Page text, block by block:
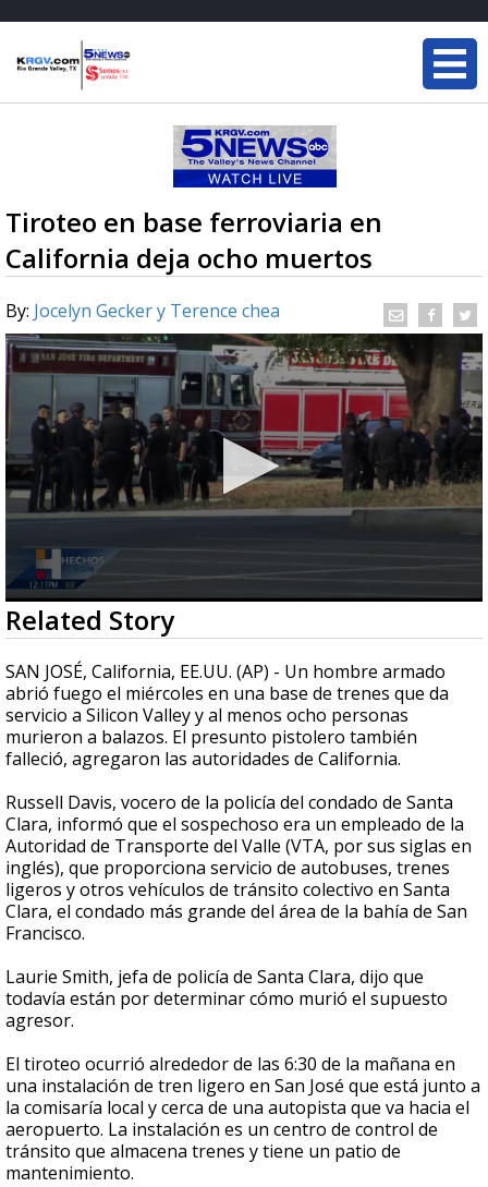
Tiroteo en base ferroviaria en
California deja ocho muertos
By: Jocelyn Gecker y Terence chea
0
seconds
of
34
seconds
Related Story
SAN JOSÉ, California, EE.UU. (AP) - Un hombre armado
abrió fuego el miércoles en una base de trenes que da
servicio a Silicon Valley y al menos ocho personas
murieron a balazos. El presunto pistolero también
falleció, agregaron las autoridades de California.
Russell Davis, vocero de la policía del condado de Santa
Clara, informó que el sospechoso era un empleado de la
Autoridad de Transporte del Valle (VTA, por sus siglas en
inglés), que proporciona servicio de autobuses, trenes
ligeros y otros vehículos de tránsito colectivo en Santa
Clara, el condado más grande del área de la bahía de San
Francisco.
Laurie Smith, jefa de policía de Santa Clara, dijo que
todavía están por determinar cómo murió el supuesto
agresor.
El tiroteo ocurrió alrededor de las 6:30 de la mañana en
una instalación de tren ligero en San José que está junto a
la comisaría local y cerca de una autopista que va hacia el
aeropuerto. La instalación es un centro de control de
tránsito que almacena trenes y tiene un patio de
mantenimiento.